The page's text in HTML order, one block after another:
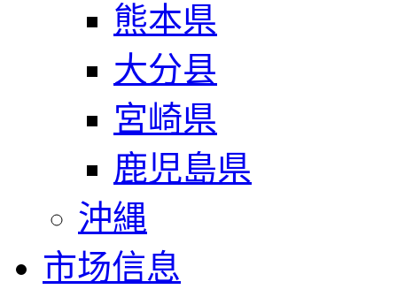
熊本県
大分县
宮崎県
鹿児島県
沖縄
市场信息